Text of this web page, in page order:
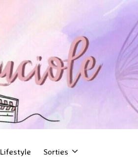
Lifestyle Sorties